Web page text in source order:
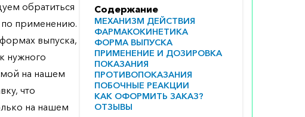
Содержание
МЕХАНИЗМ ДЕЙСТВИЯ
ФАРМАКОКИНЕТИКА
ФОРМА ВЫПУСКА
ПРИМЕНЕНИЕ И ДОЗИРОВКА
ПОКАЗАНИЯ
ПРОТИВОПОКАЗАНИЯ
ПОБОЧНЫЕ РЕАКЦИИ
КАК ОФОРМИТЬ ЗАКАЗ?
ОТЗЫВЫ
обратиться
по применению.
выпуска,
нужного
на нашем
что
на нашем